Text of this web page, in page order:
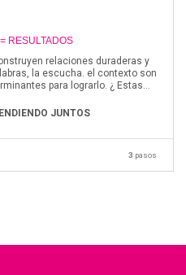
RESULTADOS
relaciones duraderas y
la escucha. el contexto son
para lograrlo. ¿ Estas
JUNTOS
3 pasos